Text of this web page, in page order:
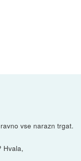
vse narazn trgat.
Hvala,